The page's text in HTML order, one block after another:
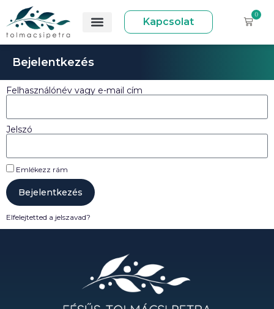
Kapcsolat
0
Bejelentkezés
Felhasználónév vagy e-mail cím
Jelszó
Emlékezz rám
Bejelentkezés
Elfelejtetted a jelszavad?